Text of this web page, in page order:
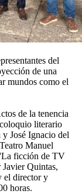
del
de una
mundos como el
de la tenencia
literario
José Ignacio del
Manuel
ficción de TV
Quintas,
el director y
horas.